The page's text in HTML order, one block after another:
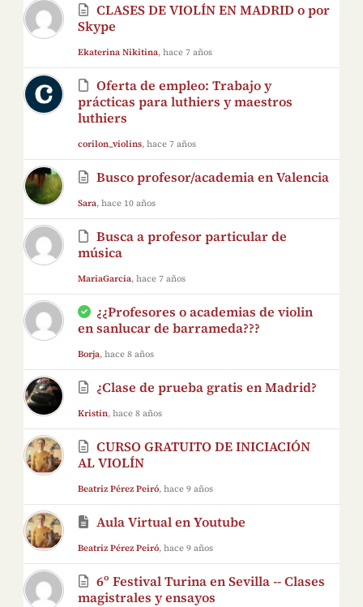
CLASES DE VIOLÍN EN MADRID o por
Skype
Ekaterina Nikitina, hace 7 años
Oferta de empleo: Trabajo y
prácticas para luthiers y maestros
luthiers
corilon_violins, hace 7 años
Busco profesor/academia en Valencia
Sara, hace 10 años
Busca a profesor particular de
música
MariaGarcia, hace 7 años
¿¿Profesores o academias de violin
en sanlucar de barrameda???
Borja, hace 8 años
¿Clase de prueba gratis en Madrid?
Kristin, hace 8 años
CURSO GRATUITO DE INICIACIÓN
AL VIOLÍN
Beatriz Pérez Peiró, hace 9 años
Aula Virtual en Youtube
Beatriz Pérez Peiró, hace 9 años
6º Festival Turina en Sevilla -- Clases
magistrales y ensayos